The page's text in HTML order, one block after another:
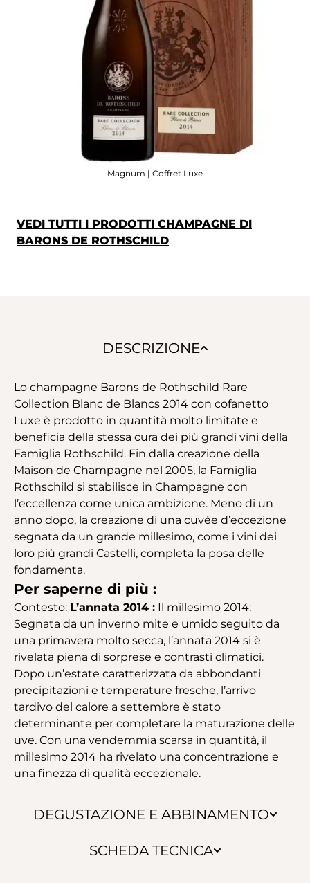
Magnum | Coffret Luxe
VEDI TUTTI I PRODOTTI CHAMPAGNE DI
BARONS DE ROTHSCHILD
DESCRIZIONE
DEGUSTAZIONE E ABBINAMENTO
SCHEDA TECNICA
Lo champagne Barons de Rothschild Rare
Collection Blanc de Blancs 2014 con cofanetto
Luxe è prodotto in quantità molto limitate e
beneficia della stessa cura dei più grandi vini della
Famiglia Rothschild. Fin dalla creazione della
Maison de Champagne nel 2005, la Famiglia
Rothschild si stabilisce in Champagne con
l’eccellenza come unica ambizione. Meno di un
anno dopo, la creazione di una cuvée d’eccezione
segnata da un grande millesimo, come i vini dei
loro più grandi Castelli, completa la posa delle
fondamenta.
Per saperne di più :
Contesto: L’annata 2014 : Il millesimo 2014:
Segnata da un inverno mite e umido seguito da
una primavera molto secca, l’annata 2014 si è
rivelata piena di sorprese e contrasti climatici.
Dopo un’estate caratterizzata da abbondanti
precipitazioni e temperature fresche, l’arrivo
tardivo del calore a settembre è stato
determinante per completare la maturazione delle
uve. Con una vendemmia scarsa in quantità, il
millesimo 2014 ha rivelato una concentrazione e
una finezza di qualità eccezionale.